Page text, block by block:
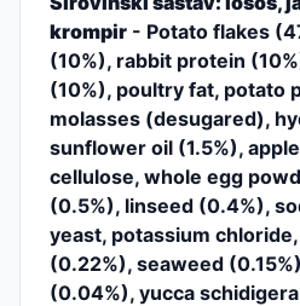
krompir - Potato flakes
(10%), rabbit protein
(10%), poultry fat, potato
molasses (desugared),
sunflower oil (1.5%),
cellulose, whole egg
(0.5%), linseed (0.4%),
yeast, potassium
(0.22%), seaweed
(0.04%), yucca